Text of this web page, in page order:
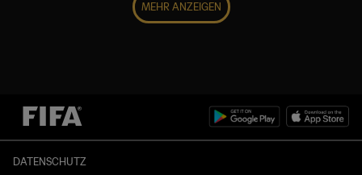
MEHR ANZEIGEN
DATENSCHUTZ